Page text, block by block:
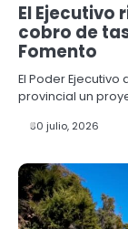
El Ejecutivo
cobro de
Fomento
El Poder
provincial un
30 julio, 2026